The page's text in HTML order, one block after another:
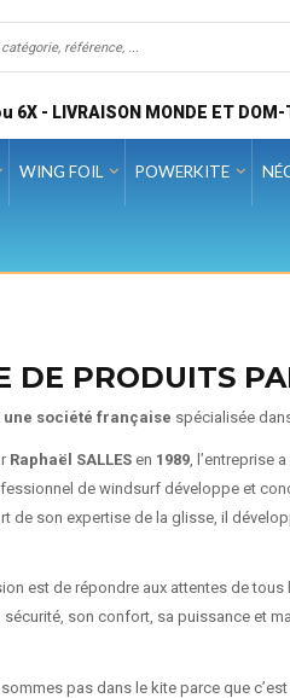
6X - LIVRAISON MONDE ET
WING FOIL POWERKITE
DE PRODUITS
une société française spécialisée
Raphaël SALLES en 1989 , l’entreprise
de windsurf développe et
de son expertise de la glisse, il
est de répondre aux attentes de
son confort, sa puissance et
pas dans le kite parce que